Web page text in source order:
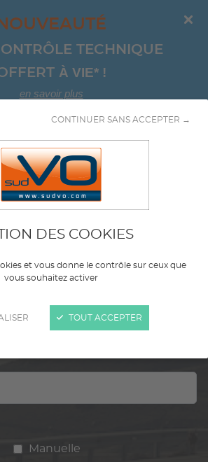
DES COOKIES
et vous donne le contrôle sur ceux que
vous souhaitez activer
CONTINUER SANS ACCEPTER →
TOUT ACCEPTER
NOUVEAUTÉ
TECHNIQUE
À VIE*!
en savoir plus
Manuelle